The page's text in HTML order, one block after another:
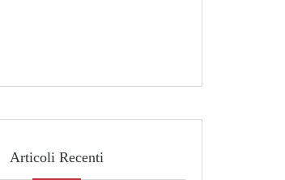
Articoli Recenti